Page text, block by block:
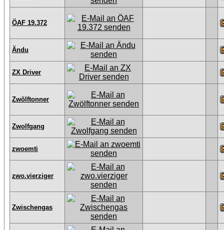
ÖAF 19.372
Ändu
ZX Driver
Zwölftonner
Zwolfgang
zwoemti
zwo.vierziger
Zwischengas